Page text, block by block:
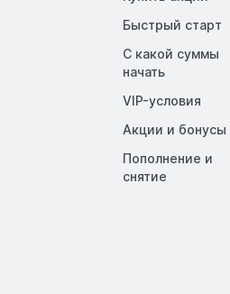
Быстрый старт
С какой суммы
начать
VIP-условия
Акции и бонусы
Пополнение и
снятие